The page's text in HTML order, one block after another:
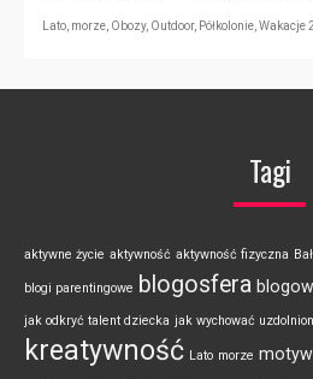
Lato morze Obozy, Outdoor, Półkolonie Wakacje
Tagi
aktywne życie aktywność aktywność fizyczna
blogi parentingowe blogosfera
jak odkryć talent dziecka jak wychować
kreatywność Lato morze